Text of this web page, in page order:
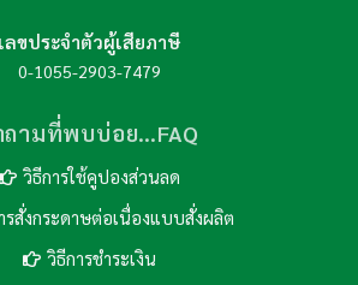
เลขประจำตัวผู้เสียภาษี
0-1055-2903-7479
ถามที่พบบ่อย…FAQ
วิธีการใช้คูปองส่วนลด
รสั่งกระดาษต่อเนื่องแบบสั่งผลิต
วิธีการชำระเงิน